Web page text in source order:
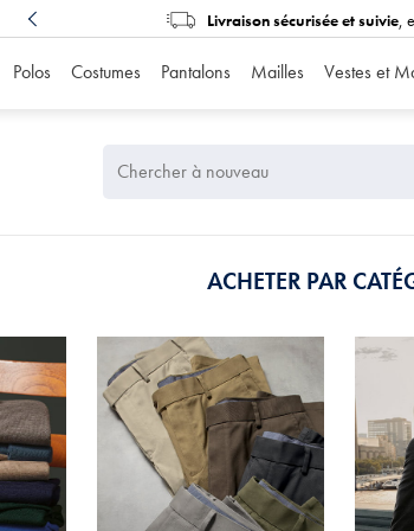
Livraison sécurisée et suivie,
Polos Costumes Pantalons Mailles Vestes et
Again
ACHETER PAR